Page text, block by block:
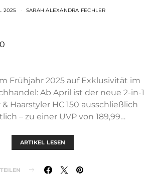
2025 SARAH ALEXANDRA FECHLER
Frühjahr 2025 auf Exklusivität im
Ab April ist der neue 2-in-1
Haarstyler HC 150 ausschließlich
– zu einer UVP von 189,99…
ARTIKEL LESEN
TEILEN